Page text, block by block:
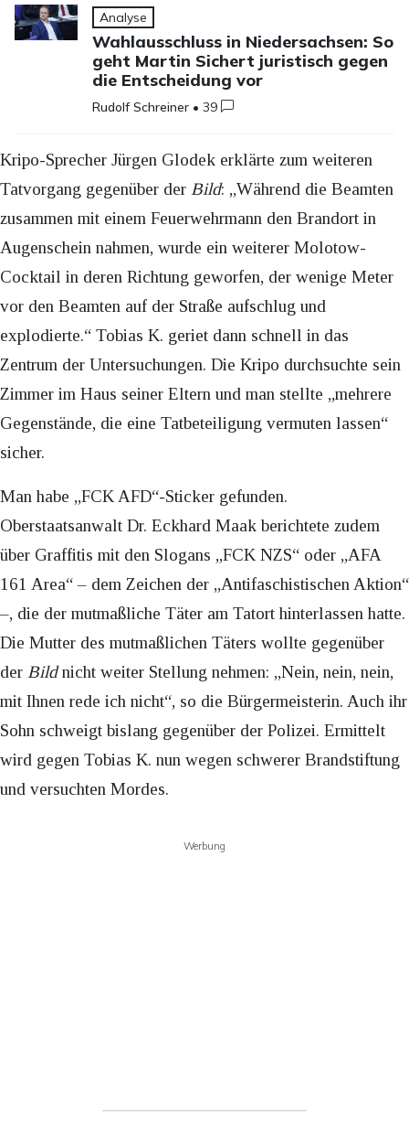
Analyse
Wahlausschluss in Niedersachsen: So
geht Martin Sichert juristisch gegen
die Entscheidung vor
Rudolf Schreiner •39
Kripo-Sprecher Jürgen Glodek erklärte zum weiteren
Tatvorgang gegenüber der Bild: „Während die Beamten
zusammen mit einem Feuerwehrmann den Brandort in
Augenschein nahmen, wurde ein weiterer Molotow-
Cocktail in deren Richtung geworfen, der wenige Meter
vor den Beamten auf der Straße aufschlug und
explodierte.“ Tobias K. geriet dann schnell in das
Zentrum der Untersuchungen. Die Kripo durchsuchte sein
Zimmer im Haus seiner Eltern und man stellte „mehrere
Gegenstände, die eine Tatbeteiligung vermuten lassen“
sicher.
Man habe „FCK AFD“-Sticker gefunden.
Oberstaatsanwalt Dr. Eckhard Maak berichtete zudem
über Graffitis mit den Slogans „FCK NZS“ oder „AFA
161 Area“ – dem Zeichen der „Antifaschistischen Aktion“
–, die der mutmaßliche Täter am Tatort hinterlassen hatte.
Die Mutter des mutmaßlichen Täters wollte gegenüber
der Bildnicht weiter Stellung nehmen: „Nein, nein, nein,
mit Ihnen rede ich nicht“, so die Bürgermeisterin. Auch ihr
Sohn schweigt bislang gegenüber der Polizei. Ermittelt
wird gegen Tobias K. nun wegen schwerer Brandstiftung
und versuchten Mordes.
Werbung